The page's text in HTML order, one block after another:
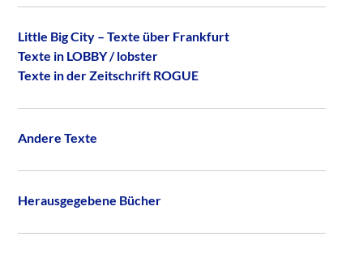
Little Big City – Texte über Frankfurt
Texte in LOBBY / lobster
Texte in der Zeitschrift ROGUE
Andere Texte
Herausgegebene Bücher